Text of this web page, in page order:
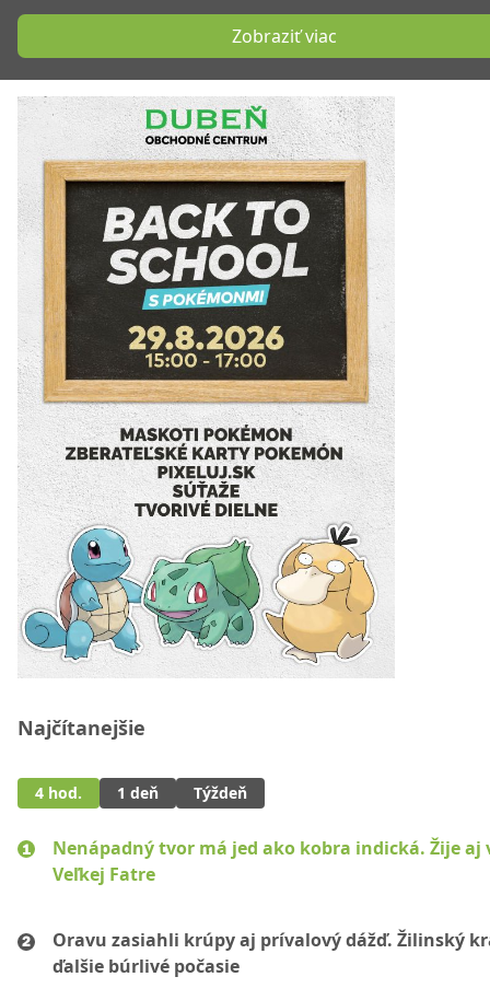
Zobraziť viac
Najčítanejšie
4 hod. 1 deň Týždeň
Nenápadný tvor má jed ako kobra indická. Žije aj
Veľkej Fatre
Oravu zasiahli krúpy aj prívalový dážď. Žilinský
ďalšie búrlivé počasie